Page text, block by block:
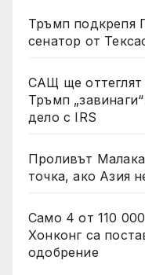
Тръмп подкрепя
сенатор от
САЩ ще оттеглят
Тръмп
дело с IRS
Проливът
точка, ако Азия
Само 4 от 110
Хонконг са
одобрение